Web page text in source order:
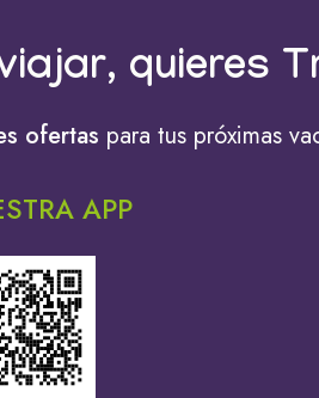
quieres
ofertas para tus próximas
APP